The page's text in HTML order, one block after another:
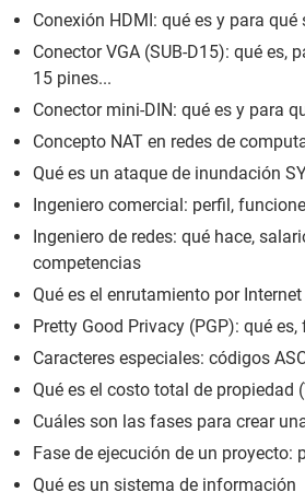
Conexión HDMI: qué es y para qué
Conector VGA (SUB-D15): qué es,
15 pines...
Conector mini-DIN: qué es y para
Concepto NAT en redes de
Qué es un ataque de inundación
Ingeniero comercial: perfil,
Ingeniero de redes: qué hace,
competencias
Qué es el enrutamiento por Internet
Pretty Good Privacy (PGP): qué
Caracteres especiales: códigos
Qué es el costo total de propiedad
Cuáles son las fases para crear
Fase de ejecución de un proyecto:
Qué es un sistema de información